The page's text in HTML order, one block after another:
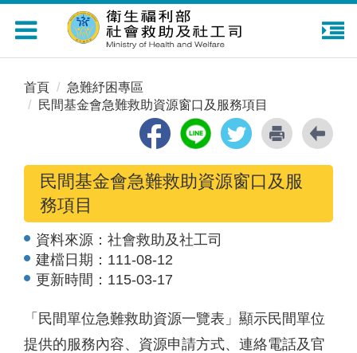
Toggle
navigation
首頁
急難紓困專區
民間基金會急難救助資源窗口及服務項目
民間基金會急難救助資源窗口及服
務項目
資料來源： 社會救助及社工司
建檔日期： 111-08-12
更新時間： 115-03-17
「民間單位急難救助資源一覽表」顯示民間單位
提供的服務內容、資源申請方式、連絡電話及官